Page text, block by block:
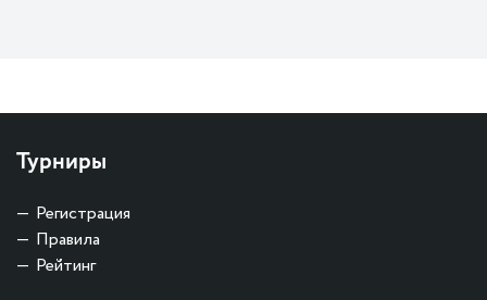
Турниры
Регистрация
Правила
Рейтинг